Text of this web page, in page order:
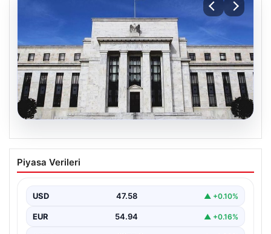
04.08.2026
Fed faizi sabit tuttu
Piyasa Verileri
USD 47.58 ▲ +0.10%
EUR 54.94 ▲ +0.16%